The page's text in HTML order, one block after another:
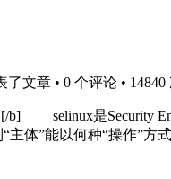
了文章 • 0 个评论 • 14840
b] selinux是Security
“主体”能以何种“操作”